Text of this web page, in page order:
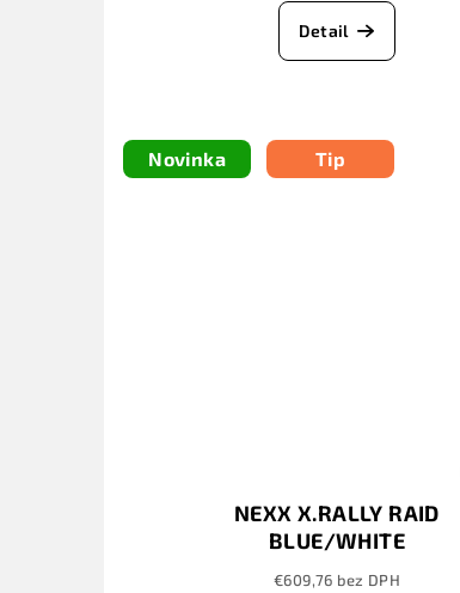
Detail
Novinka Tip
NEXX X.RALLY RAID
BLUE/WHITE
€609,76 bez DPH